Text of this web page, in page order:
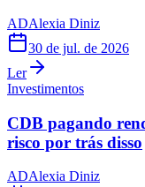
ADAlexia Diniz
30 de jul. de 2026
Ler
Investimentos
CDB pagando
risco por trás disso
ADAlexia Diniz